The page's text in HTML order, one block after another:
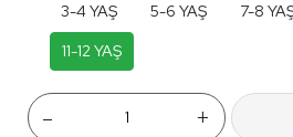
3-4 YAŞ 5-6 YAŞ 7-8
11-12 YAŞ
- +